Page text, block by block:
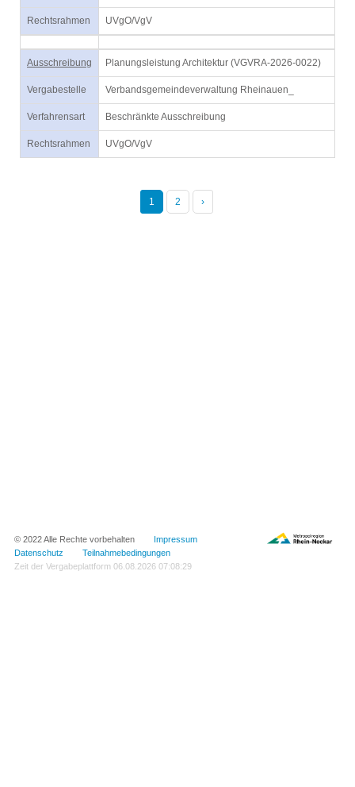
Rechtsrahmen UVgO/VgV
Ausschreibung Planungsleistung Architektur (VGVRA-2026-0022)
Vergabestelle Verbandsgemeindeverwaltung Rheinauen_
Verfahrensart Beschränkte Ausschreibung
Rechtsrahmen UVgO/VgV
1 2 ›
© 2022 Alle Rechte vorbehalten Impressum
Datenschutz
Teilnahmebedingungen
Zeit der Vergabeplattform 06.08.2026 07:08:29